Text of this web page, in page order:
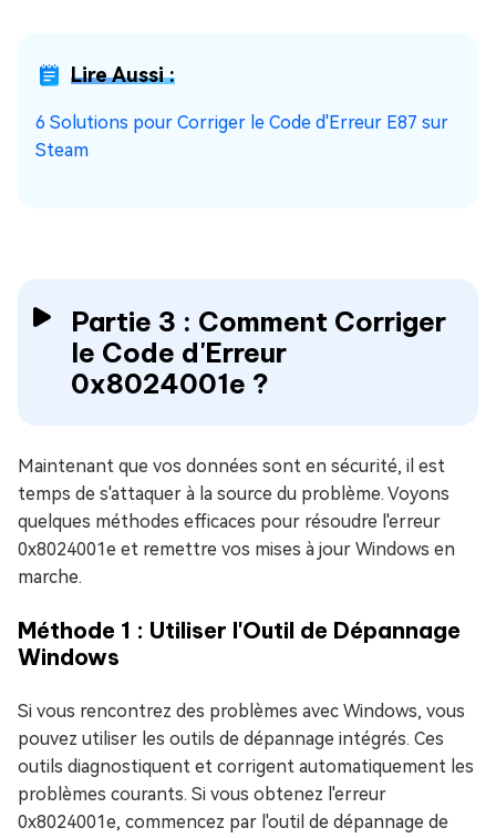
Lire Aussi :
6 Solutions pour Corriger le Code d'Erreur E87 sur
Steam
Partie 3 : Comment Corriger
le Code d'Erreur
0x8024001e ?
Maintenant que vos données sont en sécurité, il est
temps de s'attaquer à la source du problème. Voyons
quelques méthodes efficaces pour résoudre l'erreur
0x8024001e et remettre vos mises à jour Windows en
marche.
Méthode 1 : Utiliser l'Outil de Dépannage
Windows
Si vous rencontrez des problèmes avec Windows, vous
pouvez utiliser les outils de dépannage intégrés. Ces
outils diagnostiquent et corrigent automatiquement les
problèmes courants. Si vous obtenez l'erreur
0x8024001e, commencez par l'outil de dépannage de